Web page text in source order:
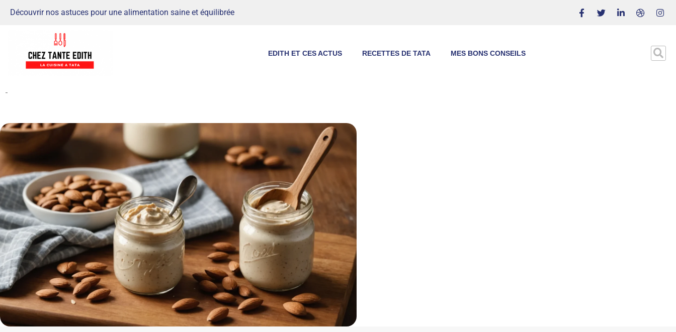
Découvrir nos astuces pour une alimentation saine et équilibrée
EDITH ET CES ACTUS RECETTES DE TATA MES BONS CONSEILS
-